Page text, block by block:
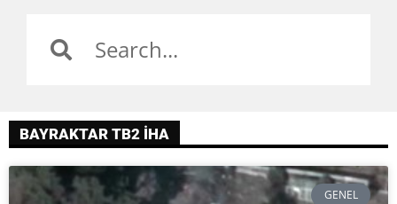
BAYRAKTAR TB2 İHA
GENEL